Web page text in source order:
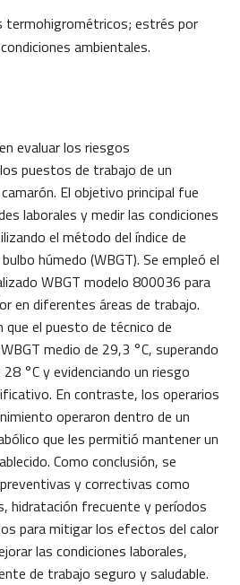
termohigrométricos; estrés por
ambientales.
evaluar los riesgos
puestos de trabajo de un
El objetivo principal fue
laborales y medir las condiciones
el método del índice de
húmedo (WBGT). Se empleó el
WBGT modelo 800036 para
en diferentes áreas de trabajo.
el puesto de técnico de
medio de 29,3 °C, superando
°C y evidenciando un riesgo
En contraste, los operarios
operaron dentro de un
que les permitió mantener un
Como conclusión, se
y correctivas como
hidratación frecuente y períodos
para mitigar los efectos del calor
las condiciones laborales,
de trabajo seguro y saludable.